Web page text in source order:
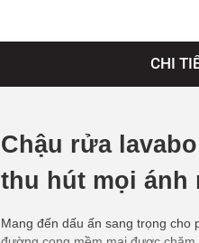
CHI
Chậu rửa
thu hút mọi ánh
Mang đến dấu ấn sang trọng